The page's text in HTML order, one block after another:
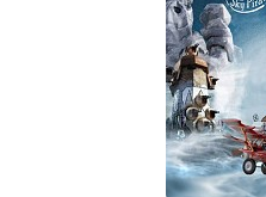
Titan Quest